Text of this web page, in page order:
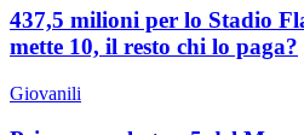
437,5 milioni per lo Stadio
mette 10, il resto chi lo paga?
Giovanili